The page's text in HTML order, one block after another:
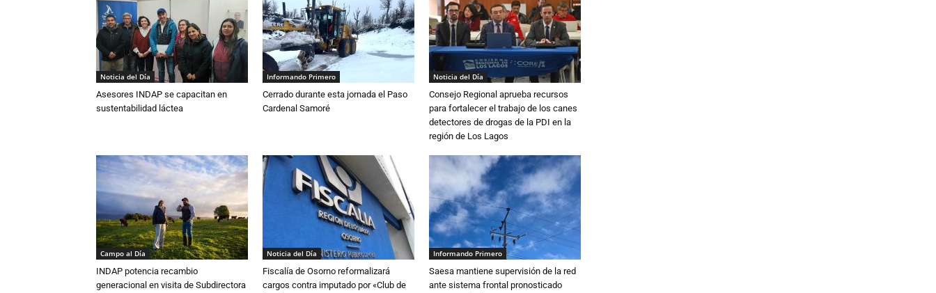
Noticia del Día
Asesores INDAP se capacitan en
sustentabilidad láctea
Informando Primero
Cerrado durante esta jornada el Paso
Cardenal Samoré
Noticia del Día
Consejo Regional aprueba recursos
para fortalecer el trabajo de los canes
detectores de drogas de la PDI en la
región de Los Lagos
Campo al Día
INDAP potencia recambio
generacional en visita de Subdirectora
Noticia del Día
Fiscalía de Osorno reformalizará
cargos contra imputado por «Club de
Informando Primero
Saesa mantiene supervisión de la red
ante sistema frontal pronosticado